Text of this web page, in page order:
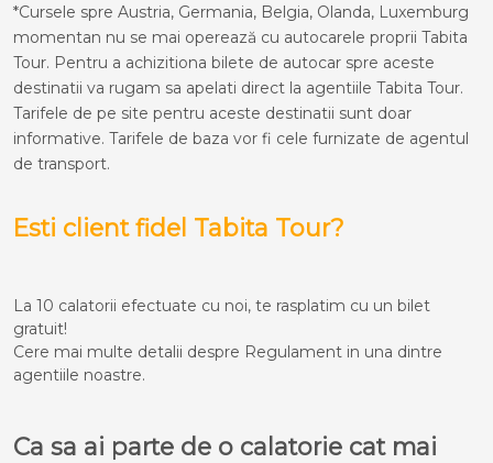
*Cursele spre Austria, Germania, Belgia, Olanda, Luxemburg
momentan nu se mai operează cu autocarele proprii Tabita
Tour. Pentru a achizitiona bilete de autocar spre aceste
destinatii va rugam sa apelati direct la agentiile Tabita Tour.
Tarifele de pe site pentru aceste destinatii sunt doar
informative. Tarifele de baza vor fi cele furnizate de agentul
de transport.
Esti client fidel Tabita Tour?
La 10 calatorii efectuate cu noi, te rasplatim cu un bilet
gratuit!
Cere mai multe detalii despre Regulament in una dintre
agentiile noastre.
Ca sa ai parte de o calatorie cat mai